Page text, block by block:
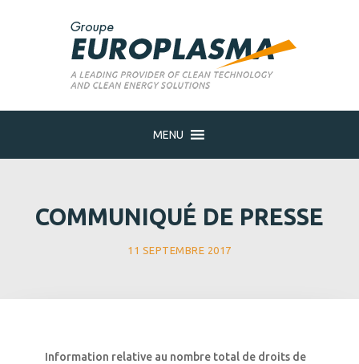
MENU
COMMUNIQUÉ DE PRESSE
11 SEPTEMBRE 2017
Information relative au nombre total de droits de